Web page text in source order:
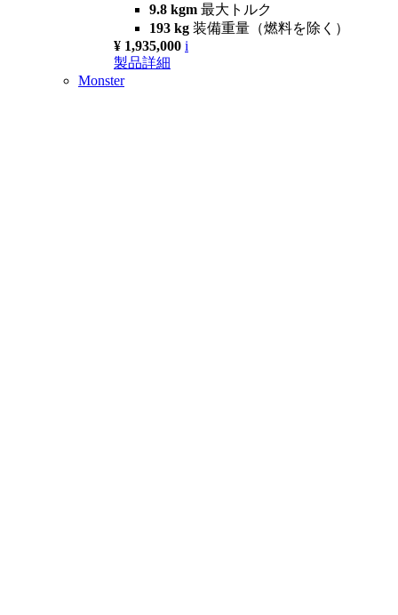
9.8 kgm 最大トルク
193 kg 装備重量（燃料を除く）
¥ 1,935,000 i
製品詳細
Monster